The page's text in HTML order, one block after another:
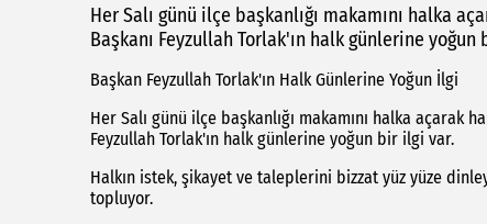
Her Salı günü ilçe başkanlığı makamını halka
Başkanı Feyzullah Torlak'ın halk günlerine yoğun
Başkan Feyzullah Torlak'ın Halk Günlerine Yoğun İlgi
Her Salı günü ilçe başkanlığı makamını halka açarak
Feyzullah Torlak'ın halk günlerine yoğun bir ilgi var.
Halkın istek, şikayet ve taleplerini bizzat yüz yüze
topluyor.